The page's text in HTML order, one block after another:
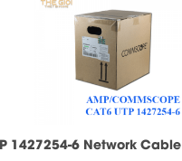
1427254-6 Network Cable